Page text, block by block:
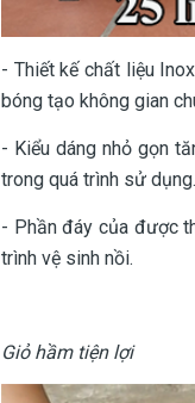
- Thiết kế chất liệu
bóng tạo không gian
- Kiểu dáng nhỏ gọn
trong quá trình sử
- Phần đáy của được
trình vệ sinh nồi.
Giỏ hầm tiện lợi